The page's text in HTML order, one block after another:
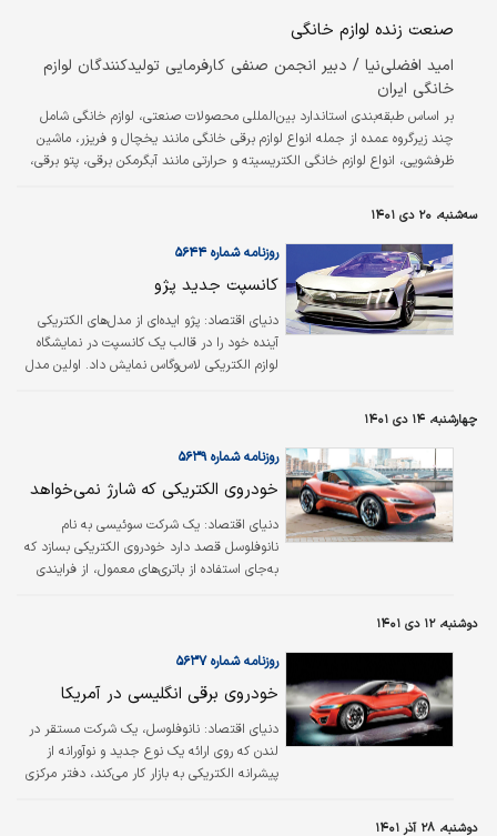
خواهد داد. این شرکت اعلام کرد که هدفش
است.
صنعت زنده لوازم خانگی
امید افضلی‌نیا / دبیر انجمن صنفی کارفرمایی تولیدکنندگان لوازم
خانگی ایران
بر اساس طبقه‌بندی استاندارد بین‌المللی محصولات صنعتی، لوازم خانگی شامل
چند زیرگروه عمده از جمله انواع لوازم برقی خانگی مانند یخچال و فریزر، ماشین
ظرفشویی، انواع لوازم خانگی الکتریسیته و حرارتی مانند آبگرمکن برقی، پتو برقی،
آب‌گرم‌کن است.
سه‌شنبه، ۲۰ دی ۱۴۰۱
روزنامه شماره ۵۶۴۴
کانسپت جدید پژو
دنیای اقتصاد: پژو ایده‌ای از مدل‌های الکتریکی
آینده خود را در قالب یک کانسپت در نمایشگاه
لوازم الکتریکی لاس‌وگاس نمایش داد. اولین مدل
سدانی بزرگ با ظاهری اسپرت است. پژو می‌گوید
نمی‌دهد، بلکه مجموعه‌ای از ایده‌هایی است که
فرم و امکانات مدل‌های آینده پژو را نشان می‌دهد،
از جمله نمای جلوی خودرو و فرم بدنه که با
خطوط تیز و زاویه‌دار طراحی…
چهارشنبه، ۱۴ دی ۱۴۰۱
روزنامه شماره ۵۶۳۹
خودروی الکتریکی که شارژ نمی‌خواهد
دنیای اقتصاد: یک شرکت سوئیسی به نام
نانوفلوسل قصد دارد خودروی الکتریکی بسازد که
به‌جای استفاده از باتری‌های معمول، از فرایندی
نام دارد. در این فن‌آوری الکتریسیته در مایعی
ذخیره شده و در دو باک جدا نگهداری می‌شود،
سپس در یک فرایند شیمیایی آزاد شده و به موتور
فرستاده می‌شود.
دوشنبه، ۱۲ دی ۱۴۰۱
روزنامه شماره ۵۶۳۷
خودروی برقی انگلیسی در آمریکا
دنياي اقتصاد: نانوفلوسل، یک شرکت مستقر در
لندن که روی ارائه یک نوع جدید و نوآورانه از
پیشرانه الکتریکی به بازار کار می‌کند، دفتر مرکزی
دوشنبه، ۲۸ آذر ۱۴۰۱